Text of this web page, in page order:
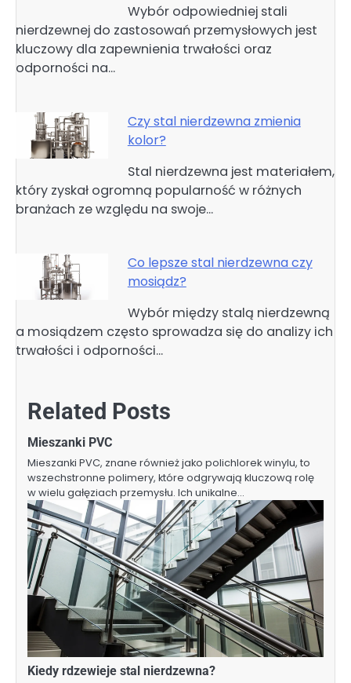
Wybór odpowiedniej stali
nierdzewnej do zastosowań przemysłowych jest
kluczowy dla zapewnienia trwałości oraz
odporności na…
Czy stal nierdzewna zmienia
kolor?
Stal nierdzewna jest materiałem,
który zyskał ogromną popularność w różnych
branżach ze względu na swoje…
Co lepsze stal nierdzewna czy
mosiądz?
Wybór między stalą nierdzewną
a mosiądzem często sprowadza się do analizy ich
trwałości i odporności…
Related Posts
Mieszanki PVC
Mieszanki PVC, znane również jako polichlorek winylu, to
wszechstronne polimery, które odgrywają kluczową rolę
w wielu gałęziach przemysłu. Ich unikalne…
Kiedy rdzewieje stal nierdzewna?